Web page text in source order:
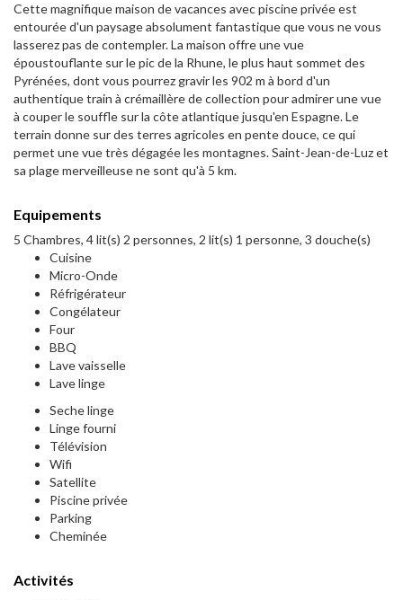
Cette magnifique maison de vacances avec piscine privée est
entourée d'un paysage absolument fantastique que vous ne vous
lasserez pas de contempler. La maison offre une vue
époustouflante sur le pic de la Rhune, le plus haut sommet des
Pyrénées, dont vous pourrez gravir les 902 m à bord d'un
authentique train à crémaillère de collection pour admirer une vue
à couper le souffle sur la côte atlantique jusqu'en Espagne. Le
terrain donne sur des terres agricoles en pente douce, ce qui
permet une vue très dégagée les montagnes. Saint-Jean-de-Luz et
sa plage merveilleuse ne sont qu'à 5 km.
Equipements
5 Chambres, 4 lit(s) 2 personnes, 2 lit(s) 1 personne, 3 douche(s)
Cuisine
Micro-Onde
Réfrigérateur
Congélateur
Four
BBQ
Lave vaisselle
Lave linge
Seche linge
Linge fourni
Télévision
Wifi
Satellite
Piscine privée
Parking
Cheminée
Activités